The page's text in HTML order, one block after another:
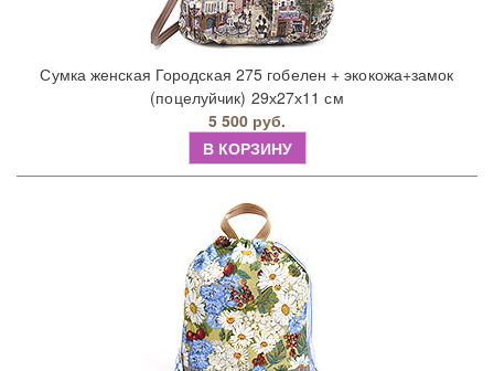
Сумка женская Городская 275 гобелен + экокожа+замок
(поцелуйчик) 29х27х11 см
5 500 руб.
В КОРЗИНУ